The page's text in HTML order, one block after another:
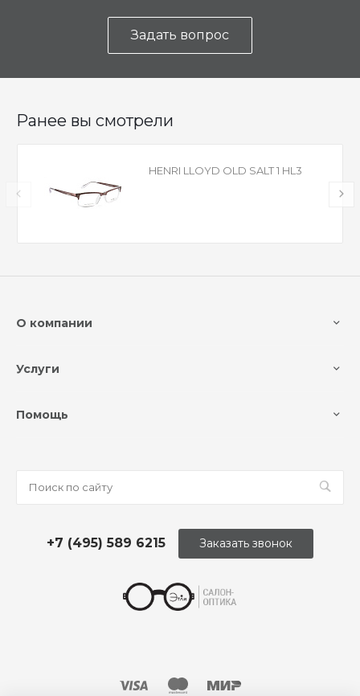
Задать вопрос
Ранее вы смотрели
HENRI LLOYD OLD SALT 1 HL3
О компании
Услуги
Помощь
+7 (495) 589 6215 Заказать звонок